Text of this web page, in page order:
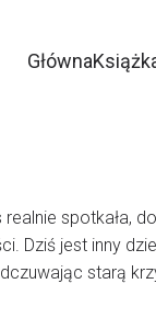
Główna
spotkała,
Dziś jest inny
starą